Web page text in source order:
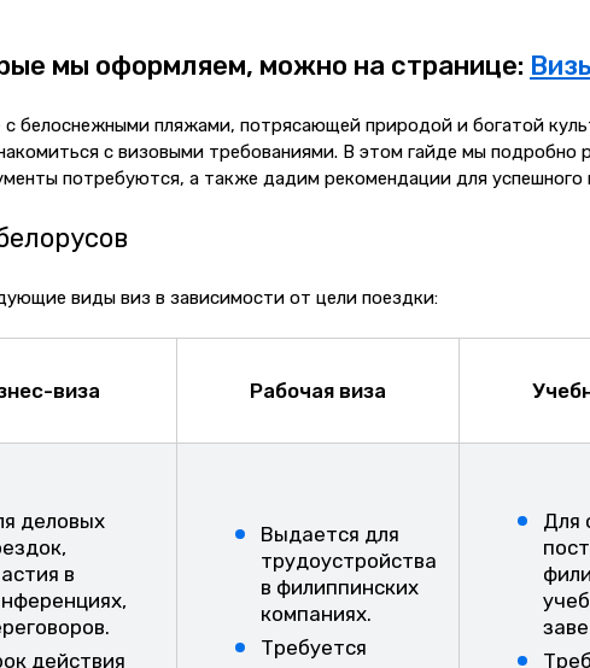
мы оформляем, можно на странице:
белоснежными пляжами, потрясающей природой и богатой
с визовыми требованиями. В этом гайде мы подробно
потребуются, а также дадим рекомендации для успешного
виды виз в зависимости от цели поездки:
виза Рабочая виза
деловых
в
действия
Выдается для
трудоустройства
в филиппинских
компаниях.
Требуется
Для